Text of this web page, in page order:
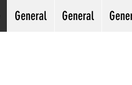
General General